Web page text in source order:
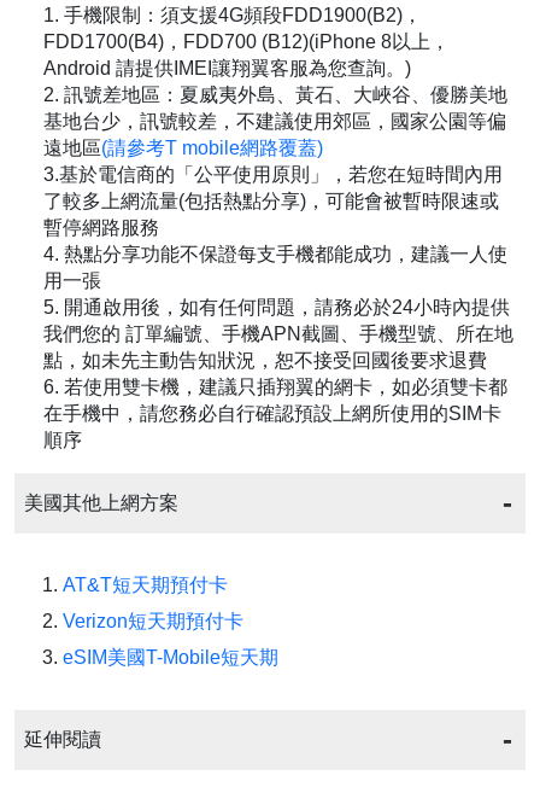
1. 手機限制：須支援4G頻段FDD1900(B2)，
FDD1700(B4)，FDD700 (B12)(iPhone 8以上，
Android 請提供IMEI讓翔翼客服為您查詢。)
2. 訊號差地區：夏威夷外島、黃石、大峽谷、優勝美地
基地台少，訊號較差，不建議使用郊區，國家公園等偏
遠地區(請參考T mobile網路覆蓋)
3.基於電信商的「公平使用原則」，若您在短時間內用
了較多上網流量(包括熱點分享)，可能會被暫時限速或
暫停網路服務
4. 熱點分享功能不保證每支手機都能成功，建議一人使
用一張
5. 開通啟用後，如有任何問題，請務必於24小時內提供
我們您的 訂單編號、手機APN截圖、手機型號、所在地
點，如未先主動告知狀況，恕不接受回國後要求退費
6. 若使用雙卡機，建議只插翔翼的網卡，如必須雙卡都
在手機中，請您務必自行確認預設上網所使用的SIM卡
順序
美國其他上網方案
AT&T短天期預付卡
Verizon短天期預付卡
eSIM美國T-Mobile短天期
延伸閱讀